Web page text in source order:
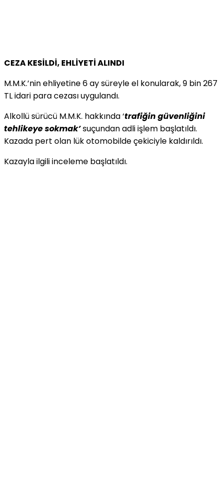
CEZA KESİLDİ, EHLİYETİ ALINDI
M.M.K.’nin ehliyetine 6 ay süreyle el konularak, 9 bin 267
TL idari para cezası uygulandı.
Alkollü sürücü M.M.K. hakkında ‘trafiğin güvenliğini
tehlikeye sokmak’suçundan adli işlem başlatıldı.
Kazada pert olan lük otomobilde çekiciyle kaldırıldı.
Kazayla ilgili inceleme başlatıldı.